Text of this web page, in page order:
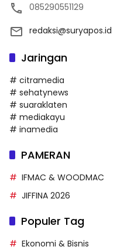
085290551129
redaksi@suryapos.id
Jaringan
# citramedia
# sehatynews
# suaraklaten
# mediakayu
# inamedia
PAMERAN
IFMAC & WOODMAC
JIFFINA 2026
Populer Tag
Ekonomi & Bisnis